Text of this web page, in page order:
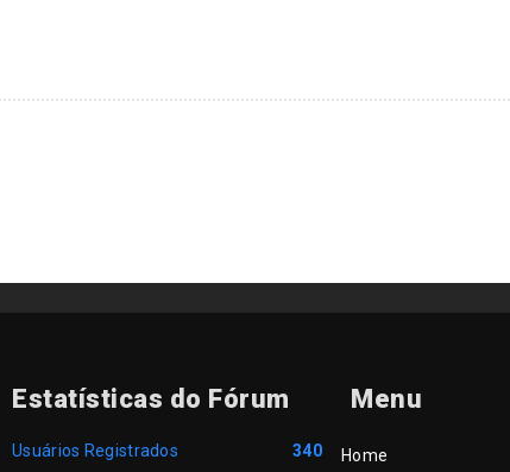
Estatísticas do Fórum
Usuários Registrados
340
Menu
Home